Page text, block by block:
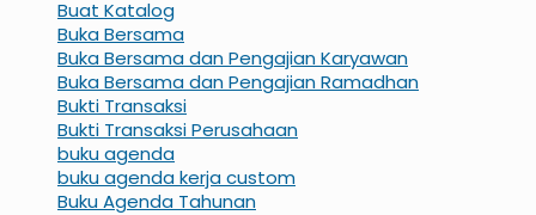
Buat Katalog
Buka Bersama
Buka Bersama dan Pengajian Karyawan
Buka Bersama dan Pengajian Ramadhan
Bukti Transaksi
Bukti Transaksi Perusahaan
buku agenda
buku agenda kerja custom
Buku Agenda Tahunan